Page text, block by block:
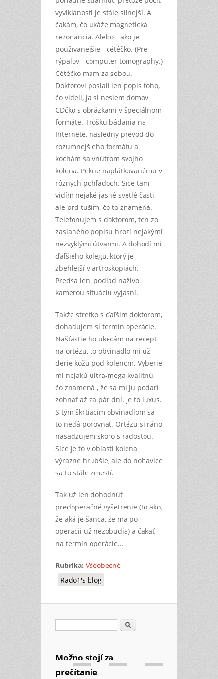
vyviklanosti je stále silnejší. A
čakám, čo ukáže magnetická
rezonancia. Alebo - ako je
používanejšie - cétéčko. (Pre
rýpalov - computer tomography.)
Cétéčko mám za sebou.
Doktorovi poslali len popis toho,
čo videli, ja si nesiem domov
CDčko s obrázkami v špeciálnom
formáte. Trošku bádania na
Internete, následný prevod do
rozumnejšieho formátu a
kochám sa vnútrom svojho
kolena. Pekne naplátkovanému v
rôznych pohľadoch. Síce tam
vidím nejaké jasné svetlé časti,
ale prd tuším, čo to znamená.
Telefonujem s doktorom, ten zo
zaslaného popisu hrozí nejakými
nezvyklými útvarmi. A dohodí mi
ďaľšieho kolegu, ktorý je
zbehlejší v artroskopiách.
Predsa len, podľad naživo
kamerou situáciu vyjasní.
Takže stretko s ďaľšim doktorom,
dohadujem si termín operácie.
Našťastie ho ukecám na recept
na ortézu, to obvinadlo mi už
derie kožu pod kolenom. Vyberie
mi nejakú ultra-mega kvalitnú,
čo znamená , že sa mi ju podarí
zohnať až za pár dní. Je to luxus.
S tým škrtiacim obvinadlom sa
to nedá porovnať. Ortézu si ráno
nasadzujem skoro s radosťou.
Síce je to v oblasti kolena
výrazne hrubšie, ale do nohavice
sa to stále zmestí.
Tak už len dohodnúť
predoperačné vyšetrenie (to ako,
že aká je šanca, že ma po
operácii už nezobudia) a čakať
na termín operácie...
Rubrika: Všeobecné
Rado1's blog
Search
Možno stojí za
prečítanie